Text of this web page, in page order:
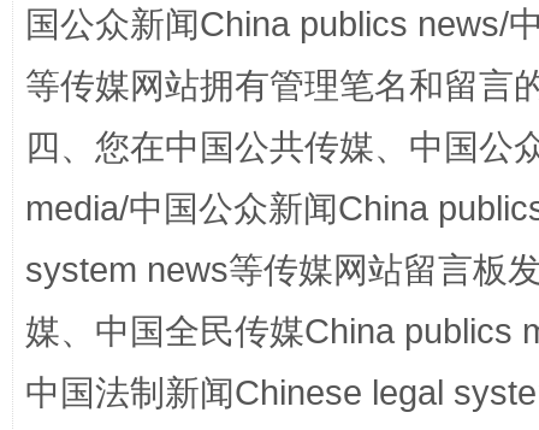
国公众新闻China publics news/
等传媒网站拥有管理笔名和留言
四、您在中国公共传媒、中国公
media/中国公众新闻China
system news等传媒网站留言板
媒、中国全民传媒China publics
中国法制新闻Chinese legal